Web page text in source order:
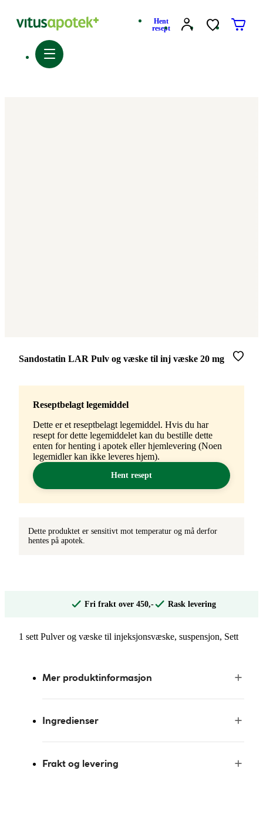
Hent
resept
Merke:
Sandostatin LAR Pulv og væske til inj væske 20 mg
Reseptbelagt legemiddel
Dette er et reseptbelagt legemiddel. Hvis du har
resept for dette legemiddelet kan du bestille dette
enten for henting i apotek eller hjemlevering (Noen
legemidler kan ikke leveres hjem).
Hent resept
Dette produktet er sensitivt mot temperatur og må derfor
hentes på apotek.
Fri frakt over 450,- Rask levering
1 sett Pulver og væske til injeksjonsvæske, suspensjon, Sett
Mer produktinformasjon
Ingredienser
Frakt og levering